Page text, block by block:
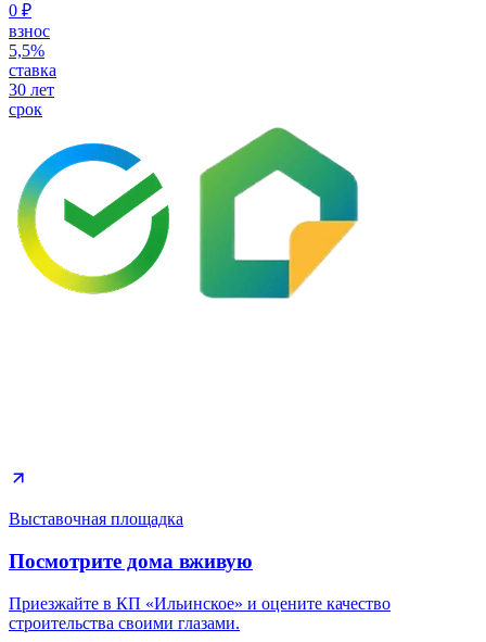
0 ₽
взнос
5,5%
ставка
30 лет
срок
Выставочная площадка
Посмотрите дома вживую
Приезжайте в КП «Ильинское» и оцените качество
строительства своими глазами.